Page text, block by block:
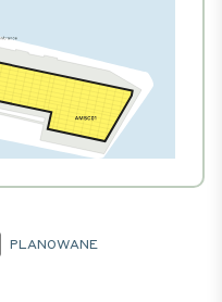
PLANOWANE